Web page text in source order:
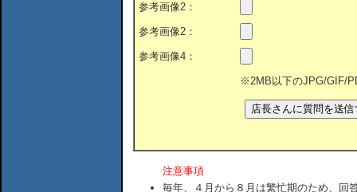
参考画像2：
参考画像2：
参考画像4：
※2MB以下のJPG/GIF/
注意事項
毎年、４月から８月は繁忙期のため、回